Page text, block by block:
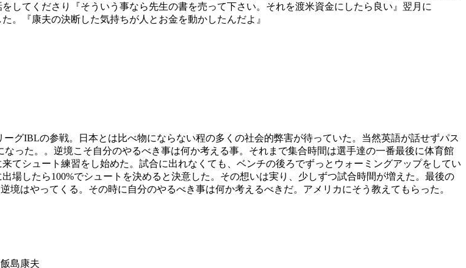
してくださり『そういう事なら先生の書を売って下さい。それを渡米資金にしたら良い』翌月に
。『康夫の決断した気持ちが人とお金を動かしたんだよ』
グIBLの参戦。日本とは比べ物にならない程の多くの社会的弊害が待っていた。当然英語が話せずパス
った。。逆境こそ自分のやるべき事は何か考える事。それまで集合時間は選手達の一番最後に体育館
てシュート練習をし始めた。試合に出れなくても、ベンチの後ろでずっとウォーミングアップをしてい
場したら100%でシュートを決めると決意した。その想いは実り、少しずつ試合時間が増えた。最後の
はやってくる。その時に自分のやるべき事は何か考えるべきだ。アメリカにそう教えてもらった。